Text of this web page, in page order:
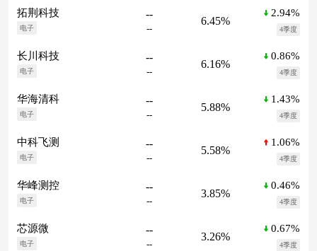
拓荆科技
电子
--
--
6.45%
2.94%
4季度
长川科技
电子
--
--
6.16%
0.86%
4季度
华海清科
电子
--
--
5.88%
1.43%
4季度
中科飞测
电子
--
--
5.58%
1.06%
4季度
华峰测控
电子
--
--
3.85%
0.46%
4季度
芯源微
电子
--
--
3.26%
0.67%
4季度